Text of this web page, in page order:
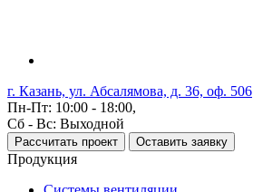
г. Казань, ул. Абсалямова, д. 36, оф. 506
Пн-Пт: 10:00 - 18:00,
Сб - Вс: Выходной
Рассчитать проект Оставить заявку
Продукция